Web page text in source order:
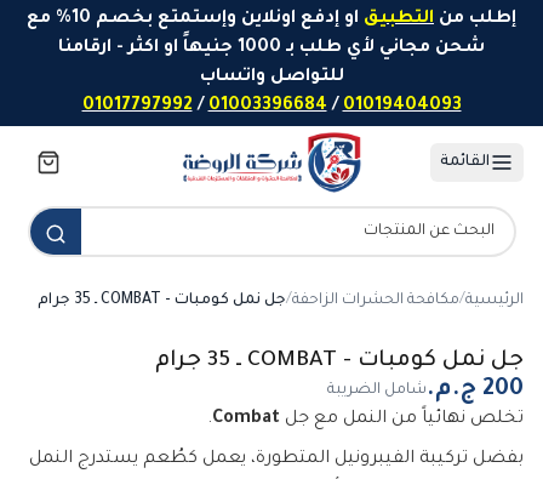
تخطَّ إلى المحتوى
إطلب من التطبيق
او إدفع اونلاين وإستمتع بخصم 10% مع
شحن مجاني لأي طلب بـ 1000 جنيهاً او اكثر - ارقامنا
للتواصل واتساب
01019404093
/
01003396684
/
01017797992
القائمة
الرئيسية/مكافحة الحشرات الزاحفة/جل نمل كومبات - COMBAT ـ 35 جرام
جل نمل كومبات - COMBAT ـ 35 جرام
شامل الضريبة
تخلص نهائياً من النمل مع جل Combat
.
بفضل تركيبة الفيبرونيل المتطورة، يعمل كطُعم يستدرج النمل